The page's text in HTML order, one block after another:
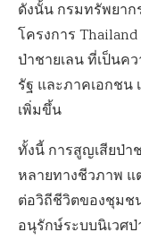
ดังนั้น กรมทรัพยาก
โครงการ
ป่าชายเลน ที่เป็นค
รัฐ และภาคเอกชน
เพิ่มขึ้น
ทั้งนี้ การสูญเสียป่า
หลายทางชีวภาพ แ
ต่อวิถีชีวิตของชุมช
อนุรักษ์ระบบนิเวศ